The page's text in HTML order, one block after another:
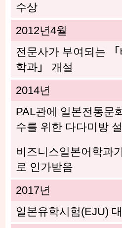
수상
2012년4월
전문사가 부여되는
학과」 개설
2014년
PAL관에 일본전통문
수를 위한 다다미방
비즈니스일본어학과
로 인가받음
2017년
일본유학시험(EJU)